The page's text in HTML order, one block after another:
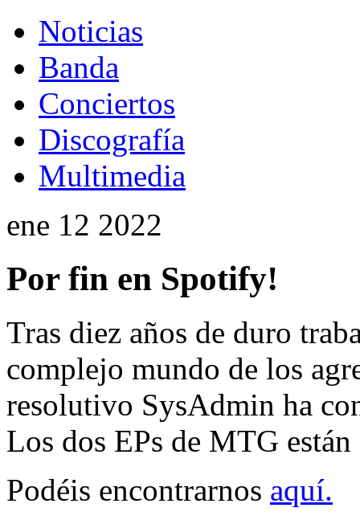
Noticias
Banda
Conciertos
Discografía
Multimedia
ene 12 2022
Por fin en Spotify!
Tras diez años de duro
complejo mundo de los
resolutivo SysAdmin ha
Los dos EPs de MTG
Podéis encontrarnos aquí.